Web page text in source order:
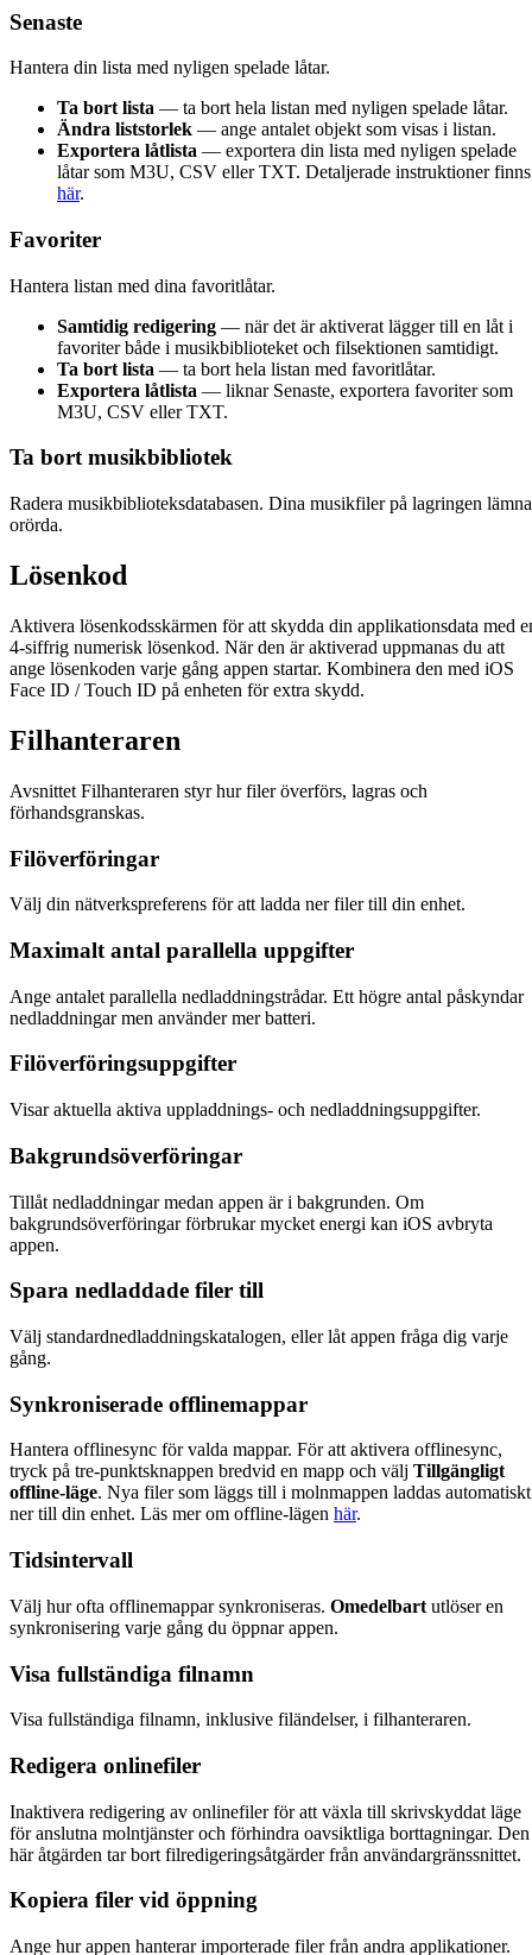
Senaste
Hantera din lista med nyligen spelade låtar.
Ta bort lista — ta bort hela listan med nyligen spelade låtar.
Ändra liststorlek — ange antalet objekt som visas i listan.
Exportera låtlista — exportera din lista med nyligen spelade
låtar som M3U, CSV eller TXT. Detaljerade instruktioner finns
här.
Favoriter
Hantera listan med dina favoritlåtar.
Samtidig redigering — när det är aktiverat lägger till en låt i
favoriter både i musikbiblioteket och filsektionen samtidigt.
Ta bort lista — ta bort hela listan med favoritlåtar.
Exportera låtlista — liknar Senaste, exportera favoriter som
M3U, CSV eller TXT.
Ta bort musikbibliotek
Radera musikbiblioteksdatabasen. Dina musikfiler på lagringen
orörda.
Lösenkod
Aktivera lösenkodsskärmen för att skydda din applikationsdata med
4-siffrig numerisk lösenkod. När den är aktiverad uppmanas du att
ange lösenkoden varje gång appen startar. Kombinera den med iOS
Face ID / Touch ID på enheten för extra skydd.
Filhanteraren
Avsnittet Filhanteraren styr hur filer överförs, lagras och
förhandsgranskas.
Filöverföringar
Välj din nätverkspreferens för att ladda ner filer till din enhet.
Maximalt antal parallella uppgifter
Ange antalet parallella nedladdningstrådar. Ett högre antal påskyndar
nedladdningar men använder mer batteri.
Filöverföringsuppgifter
Visar aktuella aktiva uppladdnings- och nedladdningsuppgifter.
Bakgrundsöverföringar
Tillåt nedladdningar medan appen är i bakgrunden. Om
bakgrundsöverföringar förbrukar mycket energi kan iOS avbryta
appen.
Spara nedladdade filer till
Välj standardnedladdningskatalogen, eller låt appen fråga dig varje
gång.
Synkroniserade offlinemappar
Hantera offlinesync för valda mappar. För att aktivera offlinesync,
tryck på tre-punktsknappen bredvid en mapp och välj Tillgängligt
offline-läge. Nya filer som läggs till i molnmappen laddas automatiskt
ner till din enhet. Läs mer om offline-lägen här.
Tidsintervall
Välj hur ofta offlinemappar synkroniseras. Omedelbart utlöser en
synkronisering varje gång du öppnar appen.
Visa fullständiga filnamn
Visa fullständiga filnamn, inklusive filändelser, i filhanteraren.
Redigera onlinefiler
Inaktivera redigering av onlinefiler för att växla till skrivskyddat läge
för anslutna molntjänster och förhindra oavsiktliga borttagningar. Den
här åtgärden tar bort filredigeringsåtgärder från användargränssnittet.
Kopiera filer vid öppning
Ange hur appen hanterar importerade filer från andra applikationer.